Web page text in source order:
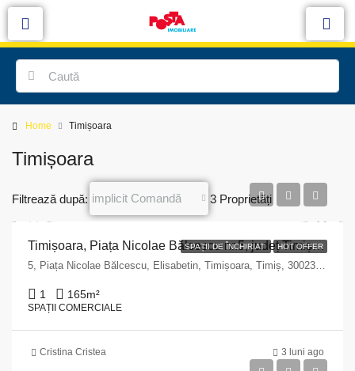
Home Timișoara
Timișoara
3 Proprietăți
Filtrează după: implicit Comandă
SPAȚII DE ÎNCHIRIAT HOT OFFER
Timișoara, Piața Nicolae Bălcescu nr.5, județ Timiș – suprafață 165 mp
5, Piața Nicolae Bălcescu, Elisabetin, Timișoara, Timiș, 300236, Romania
1 165m²
SPAȚII COMERCIALE
Cristina Cristea 3 luni ago